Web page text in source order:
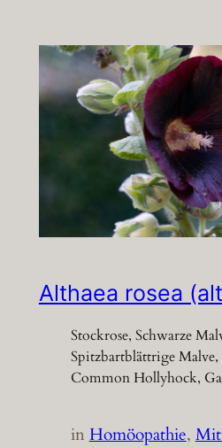
Althaea rosea
Stockrose, Schwarze
Spitzbartblättrige Malve,
Common Hollyhock,
inHomöopathie,